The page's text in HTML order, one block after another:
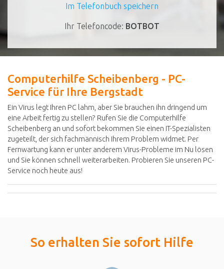
Im Telefonbuch speichern
Ihr Telefoncode: BOTBOT
Computerhilfe Scheibenberg - PC-
Service für Ihre Bergstadt
Ein Virus legt Ihren PC lahm, aber Sie brauchen ihn dringend um
eine Arbeit fertig zu stellen? Rufen Sie die Computerhilfe
Scheibenberg an und sofort bekommen Sie einen IT-Spezialisten
zugeteilt, der sich fachmännisch Ihrem Problem widmet. Per
Fernwartung kann er unter anderem Virus-Probleme im Nu lösen
und Sie können schnell weiterarbeiten. Probieren Sie unseren PC-
Service noch heute aus!
So erhalten Sie sofort Hilfe